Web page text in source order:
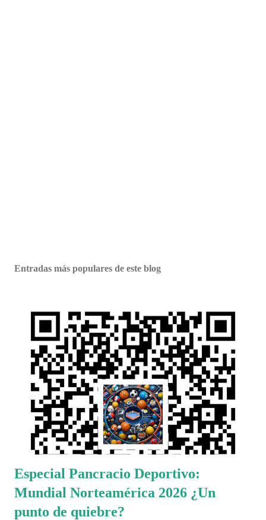
Entradas más populares de este blog
Especial Pancracio Deportivo:
Mundial Norteamérica 2026 ¿Un
punto de quiebre?